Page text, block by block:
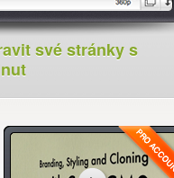
své stránky s